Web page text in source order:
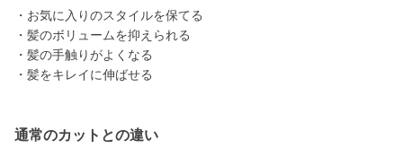
・お気に入りのスタイルを保てる
・髪のボリュームを抑えられる
・髪の手触りがよくなる
・髪をキレイに伸ばせる
通常のカットとの違い